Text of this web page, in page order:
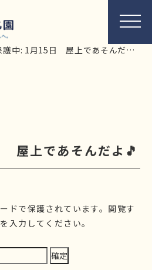
保護中: 1月15日 屋上であそんだよ🎵
屋上であそんだよ🎵
ドで保護されています。閲覧す
入力してください。